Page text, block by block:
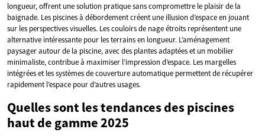
longueur, offrent une solution pratique sans compromettre le plaisir de la
baignade. Les piscines à débordement créent une illusion d’espace en jouant
sur les perspectives visuelles. Les couloirs de nage étroits représentent une
alternative intéressante pour les terrains en longueur. L’aménagement
paysager autour de la piscine, avec des plantes adaptées et un mobilier
minimaliste, contribue à maximiser l’impression d’espace. Les margelles
intégrées et les systèmes de couverture automatique permettent de récupérer
rapidement l’espace pour d’autres usages.
Quelles sont les tendances des piscines
haut de gamme 2025